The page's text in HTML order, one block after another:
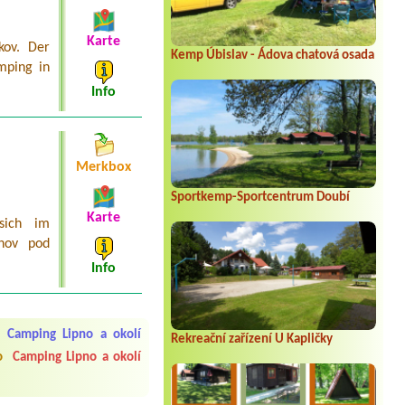
Kemp Úbislav - Ádova chatová osada
Sportkemp-Sportcentrum Doubí
Rekreační zařízení U Kapličky
Der
in
Karte
Info
im
pod
Merkbox
Karte
Info
Camping Lipno a okolí
Camping Lipno a okolí
Co nás ale
den jsem si připadala
krásné čisté,koupání